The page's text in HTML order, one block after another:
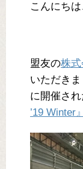
こんにち
盟友の株
いただきま
に開催され
’19 Winter』